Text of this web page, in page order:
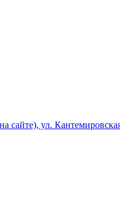
сайте), ул.